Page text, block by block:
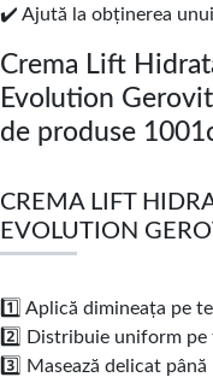
✔️ Ajută la obținerea
Crema Lift
Evolution
de produse
CREMA LIFT
EVOLUTION
1️⃣ Aplică dimineața pe
2️⃣ Distribuie uniform
3️⃣ Masează delicat